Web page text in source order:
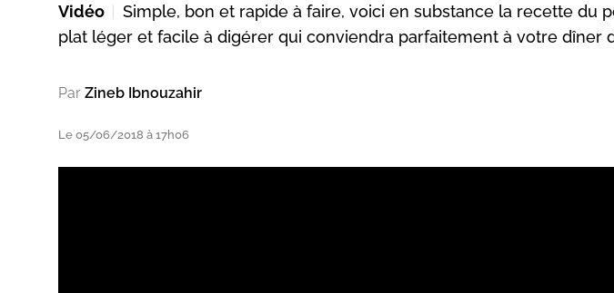
Vidéo
Simple, bon et rapide à faire, voici en substance la recette du
plat léger et facile à digérer qui conviendra parfaitement à votre dîner
Par Zineb Ibnouzahir
Le 05/06/2018 à 17h06